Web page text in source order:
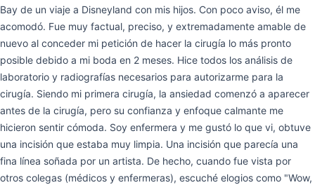
Bay de un viaje a Disneyland con mis hijos. Con poco aviso, él me
acomodó. Fue muy factual, preciso, y extremadamente amable de
nuevo al conceder mi petición de hacer la cirugía lo más pronto
posible debido a mi boda en 2 meses. Hice todos los análisis de
laboratorio y radiografías necesarios para autorizarme para la
cirugía. Siendo mi primera cirugía, la ansiedad comenzó a aparecer
antes de la cirugía, pero su confianza y enfoque calmante me
hicieron sentir cómoda. Soy enfermera y me gustó lo que vi, obtuve
una incisión que estaba muy limpia. Una incisión que parecía una
fina línea soñada por un artista. De hecho, cuando fue vista por
otros colegas (médicos y enfermeras), escuché elogios como "Wow,